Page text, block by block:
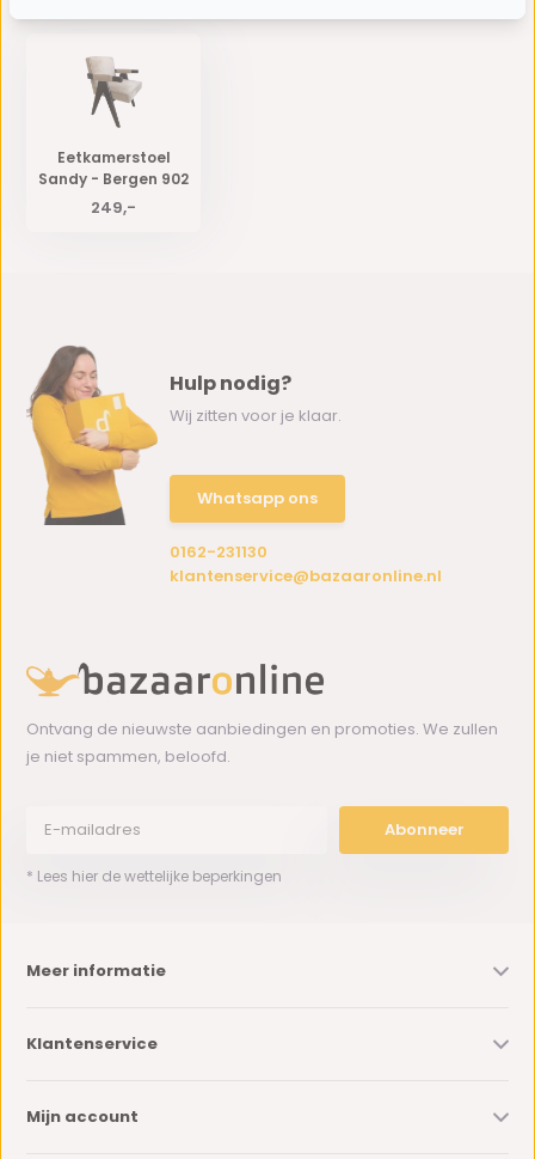
Eetkamerstoel
Sandy - Bergen 902
249,-
Hulp nodig?
Wij zitten voor je klaar.
Whatsapp ons
0162-231130
klantenservice@bazaaronline.nl
Ontvang de nieuwste aanbiedingen en promoties. We zullen
je niet spammen, beloofd.
Abonneer
* Lees hier de wettelijke beperkingen
Meer informatie
Klantenservice
Mijn account